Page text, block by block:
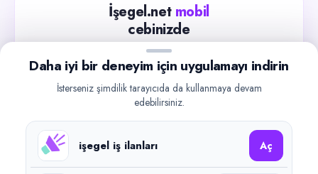
İşegel.net mobil
cebinizde
Güncel iş ilanlarını takip edin, işverenlerle hızlıca
iletişime geçin.
Google Play
Daha iyi bir deneyim için uygulamayı indirin
İsterseniz şimdilik tarayıcıda da kullanmaya devam
edebilirsiniz.
işegel iş ilanları Aç